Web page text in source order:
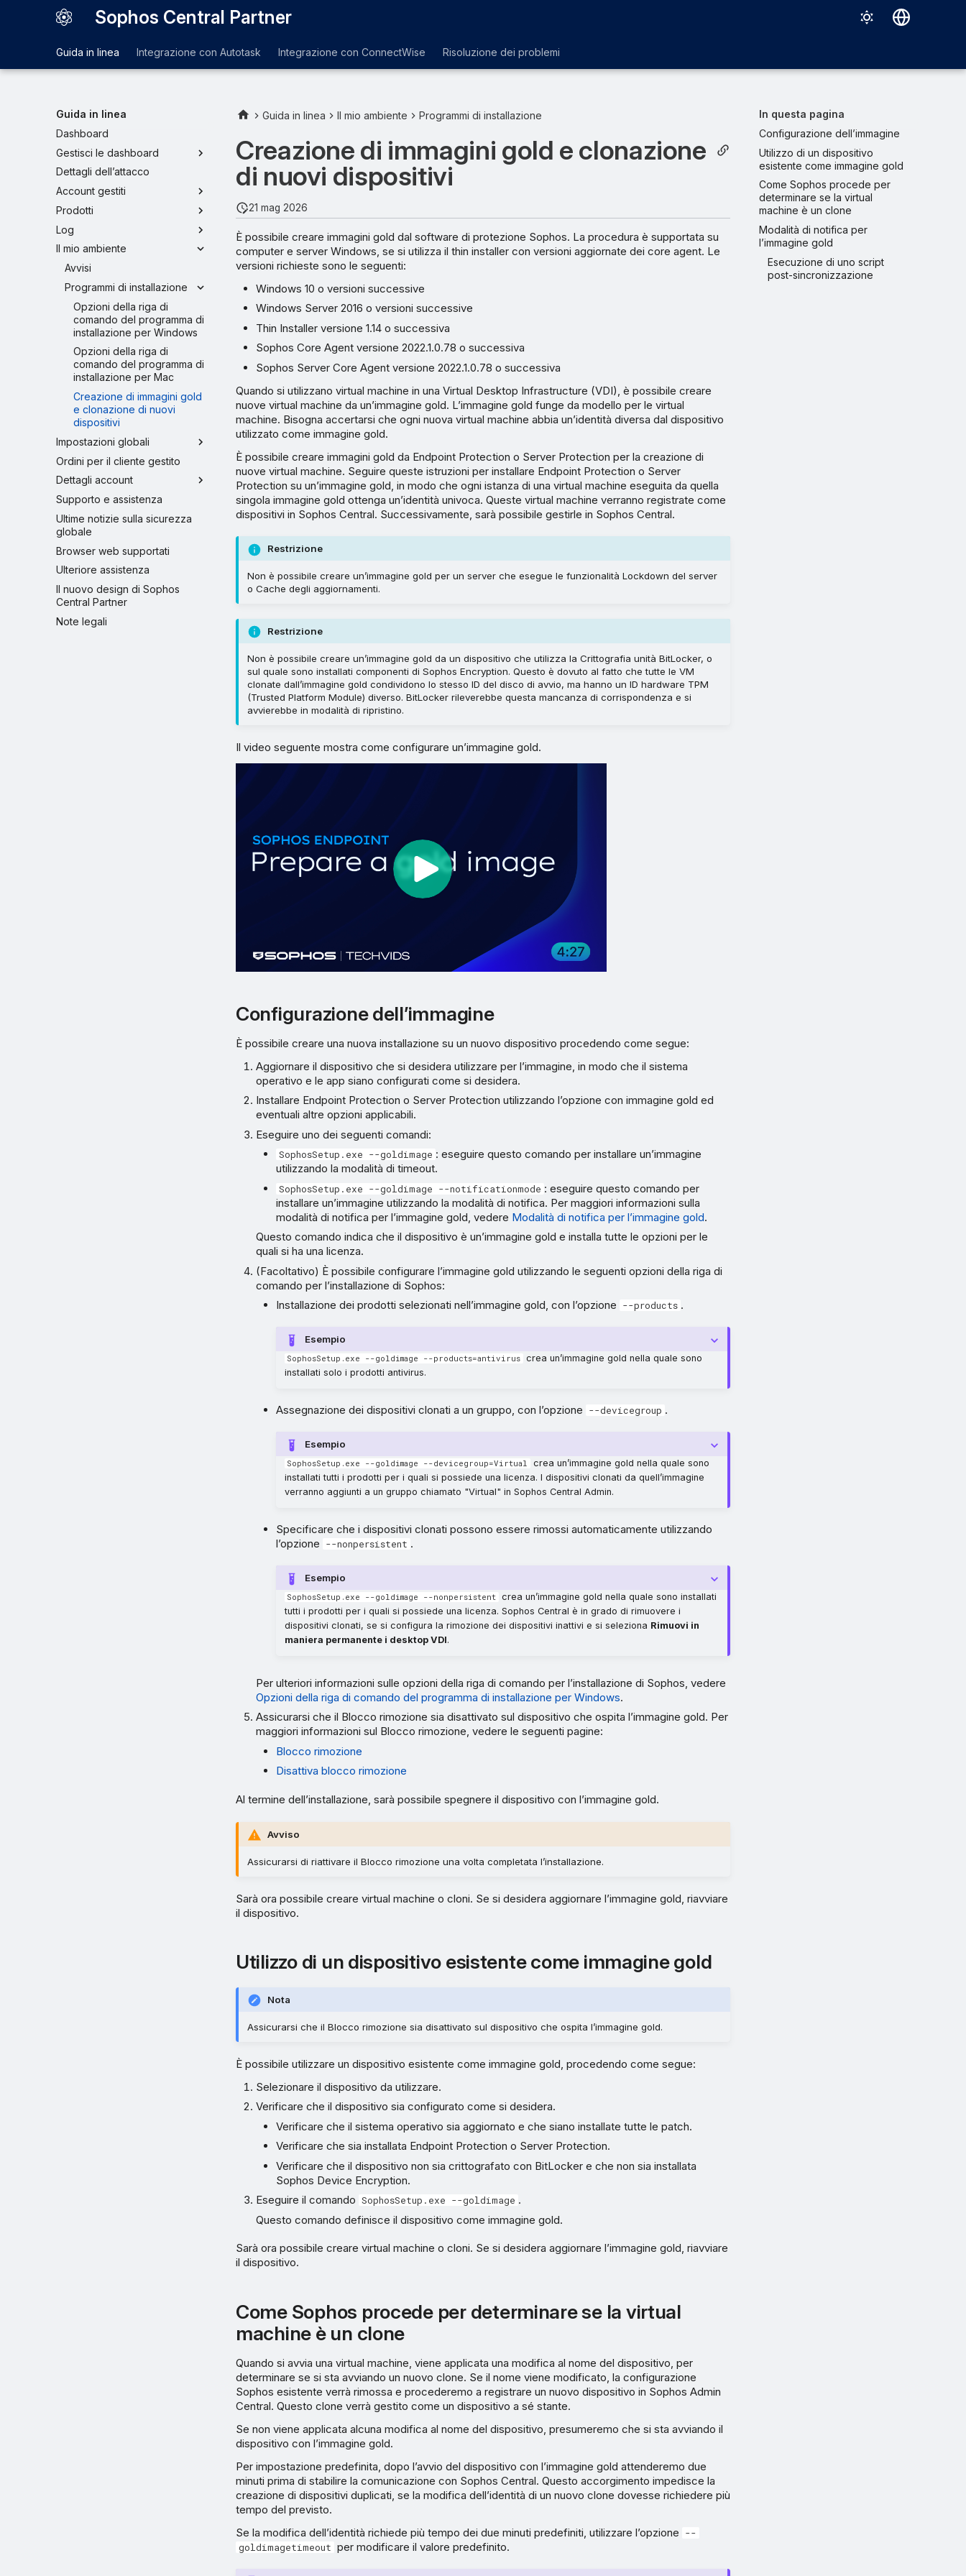
Sophos Central Partner
Français
Italiano
日本語
한국어
Português (Brasil)
中文（繁體）
Guida in linea Integrazione con Autotask Integrazione con ConnectWise Risoluzione dei problemi
Guida in linea
Dashboard
Gestisci le dashboard
Dettagli dell’attacco
Account gestiti
Prodotti
Log
Il mio ambiente
Avvisi
Programmi di installazione
Opzioni della riga di
comando del programma di
installazione per Windows
Opzioni della riga di
comando del programma di
installazione per Mac
Creazione di immagini gold
e clonazione di nuovi
dispositivi
Impostazioni globali
Ordini per il cliente gestito
Dettagli account
Supporto e assistenza
Ultime notizie sulla sicurezza
globale
Browser web supportati
Ulteriore assistenza
Il nuovo design di Sophos
Central Partner
Note legali
In questa pagina
Configurazione dell’immagine
Utilizzo di un dispositivo
esistente come immagine gold
Come Sophos procede per
determinare se la virtual
machine è un clone
Modalità di notifica per
l’immagine gold
Esecuzione di uno script
post-sincronizzazione
Guida in linea Il mio ambiente Programmi di installazione
Creazione di immagini gold e clonazione
di nuovi dispositivi
21 mag 2026
È possibile creare immagini gold dal software di protezione Sophos. La procedura è supportata su
computer e server Windows, se si utilizza il thin installer con versioni aggiornate dei core agent. Le
versioni richieste sono le seguenti:
Windows 10 o versioni successive
Windows Server 2016 o versioni successive
Thin Installer versione 1.14 o successiva
Sophos Core Agent versione 2022.1.0.78 o successiva
Sophos Server Core Agent versione 2022.1.0.78 o successiva
Quando si utilizzano virtual machine in una Virtual Desktop Infrastructure (VDI), è possibile creare
nuove virtual machine da un’immagine gold. L’immagine gold funge da modello per le virtual
machine. Bisogna accertarsi che ogni nuova virtual machine abbia un’identità diversa dal dispositivo
utilizzato come immagine gold.
È possibile creare immagini gold da Endpoint Protection o Server Protection per la creazione di
nuove virtual machine. Seguire queste istruzioni per installare Endpoint Protection o Server
Protection su un’immagine gold, in modo che ogni istanza di una virtual machine eseguita da quella
singola immagine gold ottenga un’identità univoca. Queste virtual machine verranno registrate come
dispositivi in Sophos Central. Successivamente, sarà possibile gestirle in Sophos Central.
Restrizione
Non è possibile creare un’immagine gold per un server che esegue le funzionalità Lockdown del server
o Cache degli aggiornamenti.
Restrizione
Non è possibile creare un’immagine gold da un dispositivo che utilizza la Crittografia unità BitLocker, o
sul quale sono installati componenti di Sophos Encryption. Questo è dovuto al fatto che tutte le VM
clonate dall’immagine gold condividono lo stesso ID del disco di avvio, ma hanno un ID hardware TPM
(Trusted Platform Module) diverso. BitLocker rileverebbe questa mancanza di corrispondenza e si
avvierebbe in modalità di ripristino.
Il video seguente mostra come configurare un’immagine gold.
Configurazione dell’immagine
È possibile creare una nuova installazione su un nuovo dispositivo procedendo come segue:
Aggiornare il dispositivo che si desidera utilizzare per l’immagine, in modo che il sistema
operativo e le app siano configurati come si desidera.
Installare Endpoint Protection o Server Protection utilizzando l’opzione con immagine gold ed
eventuali altre opzioni applicabili.
Eseguire uno dei seguenti comandi:
SophosSetup.exe --goldimage : eseguire questo comando per installare un’immagine
utilizzando la modalità di timeout.
SophosSetup.exe --goldimage --notificationmode : eseguire questo comando per
installare un’immagine utilizzando la modalità di notifica. Per maggiori informazioni sulla
modalità di notifica per l’immagine gold, vedere Modalità di notifica per l’immagine gold.
Questo comando indica che il dispositivo è un’immagine gold e installa tutte le opzioni per le
quali si ha una licenza.
(Facoltativo) È possibile configurare l’immagine gold utilizzando le seguenti opzioni della riga di
comando per l’installazione di Sophos:
Installazione dei prodotti selezionati nell’immagine gold, con l’opzione
--products .
Esempio
SophosSetup.exe --goldimage --products=antivirus crea un’immagine gold nella quale sono
installati solo i prodotti antivirus.
Assegnazione dei dispositivi clonati a un gruppo, con l’opzione --devicegroup .
Esempio
SophosSetup.exe --goldimage --devicegroup=Virtual
crea un’immagine gold nella quale sono
installati tutti i prodotti per i quali si possiede una licenza. I dispositivi clonati da quell’immagine
verranno aggiunti a un gruppo chiamato "Virtual" in Sophos Central Admin.
Specificare che i dispositivi clonati possono essere rimossi automaticamente utilizzando
l’opzione
--nonpersistent .
Esempio
SophosSetup.exe --goldimage --nonpersistent crea un’immagine gold nella quale sono installati
tutti i prodotti per i quali si possiede una licenza. Sophos Central è in grado di rimuovere i
dispositivi clonati, se si configura la rimozione dei dispositivi inattivi e si seleziona Rimuovi in
maniera permanente i desktop VDI.
Per ulteriori informazioni sulle opzioni della riga di comando per l’installazione di Sophos, vedere
Opzioni della riga di comando del programma di installazione per Windows.
Assicurarsi che il Blocco rimozione sia disattivato sul dispositivo che ospita l’immagine gold. Per
maggiori informazioni sul Blocco rimozione, vedere le seguenti pagine:
Blocco rimozione
Disattiva blocco rimozione
Al termine dell’installazione, sarà possibile spegnere il dispositivo con l’immagine gold.
Avviso
Assicurarsi di riattivare il Blocco rimozione una volta completata l’installazione.
Sarà ora possibile creare virtual machine o cloni. Se si desidera aggiornare l’immagine gold, riavviare
il dispositivo.
Utilizzo di un dispositivo esistente come immagine gold
Nota
Assicurarsi che il Blocco rimozione sia disattivato sul dispositivo che ospita l’immagine gold.
È possibile utilizzare un dispositivo esistente come immagine gold, procedendo come segue:
Selezionare il dispositivo da utilizzare.
Verificare che il dispositivo sia configurato come si desidera.
Verificare che il sistema operativo sia aggiornato e che siano installate tutte le patch.
Verificare che sia installata Endpoint Protection o Server Protection.
Verificare che il dispositivo non sia crittografato con BitLocker e che non sia installata
Sophos Device Encryption.
Eseguire il comando SophosSetup.exe --goldimage .
Questo comando definisce il dispositivo come immagine gold.
Sarà ora possibile creare virtual machine o cloni. Se si desidera aggiornare l’immagine gold, riavviare
il dispositivo.
Come Sophos procede per determinare se la virtual
machine è un clone
Quando si avvia una virtual machine, viene applicata una modifica al nome del dispositivo, per
determinare se si sta avviando un nuovo clone. Se il nome viene modificato, la configurazione
Sophos esistente verrà rimossa e procederemo a registrare un nuovo dispositivo in Sophos Admin
Central. Questo clone verrà gestito come un dispositivo a sé stante.
Se non viene applicata alcuna modifica al nome del dispositivo, presumeremo che si sta avviando il
dispositivo con l’immagine gold.
Per impostazione predefinita, dopo l’avvio del dispositivo con l’immagine gold attenderemo due
minuti prima di stabilire la comunicazione con Sophos Central. Questo accorgimento impedisce la
creazione di dispositivi duplicati, se la modifica dell’identità di un nuovo clone dovesse richiedere più
tempo del previsto.
Se la modifica dell’identità richiede più tempo dei due minuti predefiniti, utilizzare l’opzione
--
goldimagetimeout per modificare il valore predefinito.